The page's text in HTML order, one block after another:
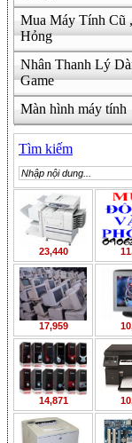
Mua Máy Tính Cũ ,
Hỏng
Nhân Thanh Lý
Game
Màn hình máy tính
Tìm kiếm
23,440
17,959
14,871